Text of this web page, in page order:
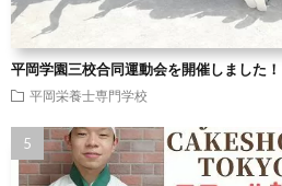
平岡学園三校合同運動会を開催しました！
平岡栄養士専門学校